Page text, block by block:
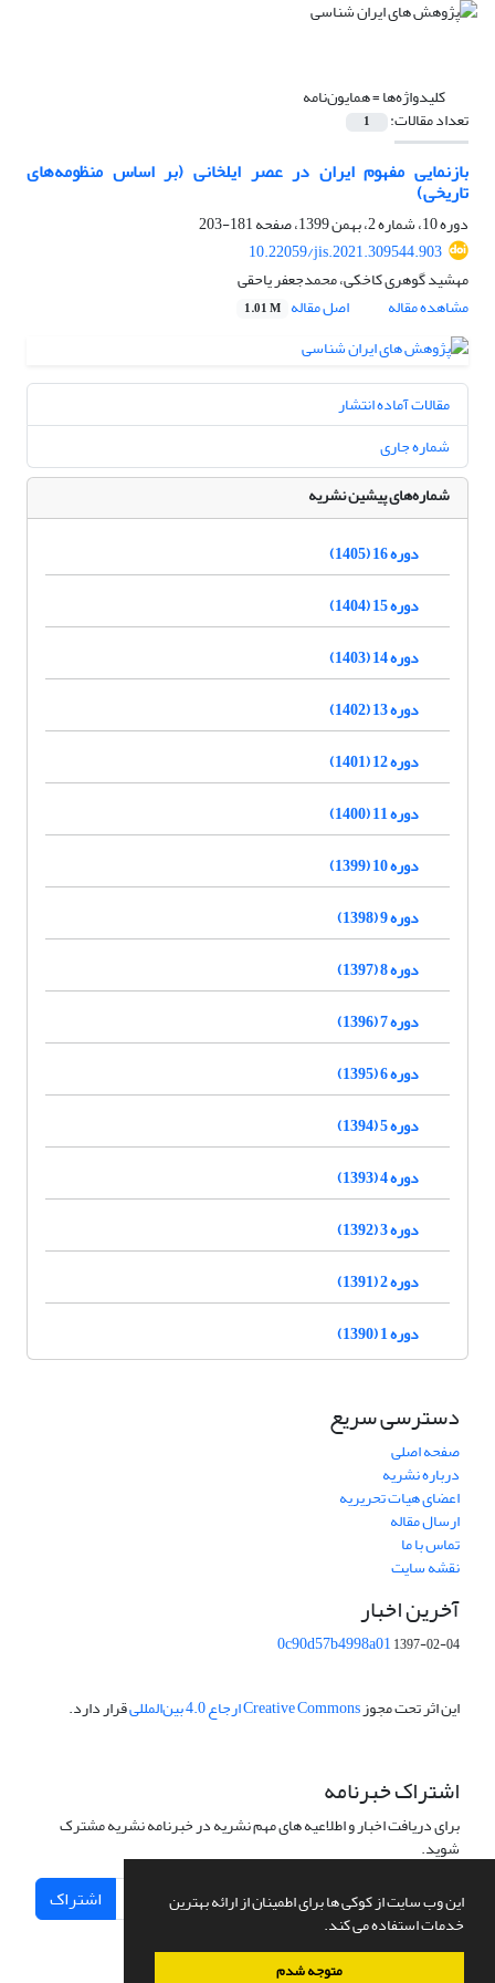
این وب سایت از کوکی ها برای اطمینان از ارائه بهترین
خدمات استفاده می کند.
متوجه شدم
کلیدواژه‌ها =همایون‌نامه
تعداد مقالات: 1
بازنمایی مفهوم ایران‌ در عصر ایلخانی (بر اساس منظومه‌های
تاریخی)
دوره 10، شماره 2، بهمن 1399، صفحه
181-203
10.22059/jis.2021.309544.903
مهشید گوهری کاخکی، محمدجعفر یاحقی
مشاهده مقاله
اصل مقاله 1.01 M
مقالات آماده انتشار
شماره جاری
شماره‌های پیشین نشریه
دوره 16 (1405)
دوره 15 (1404)
دوره 14 (1403)
دوره 13 (1402)
دوره 12 (1401)
دوره 11 (1400)
دوره 10 (1399)
دوره 9 (1398)
دوره 8 (1397)
دوره 7 (1396)
دوره 6 (1395)
دوره 5 (1394)
دوره 4 (1393)
دوره 3 (1392)
دوره 2 (1391)
دوره 1 (1390)
دسترسی سریع
صفحه اصلی
درباره نشریه
اعضای هیات تحریریه
ارسال مقاله
تماس با ما
نقشه سایت
آخرین اخبار
0c90d57b4998a011397-02-04
این اثر تحت مجوزCreative Commons ارجاع 4.0 بین‌المللی قرار دارد.
اشتراک خبرنامه
برای دریافت اخبار و اطلاعیه های مهم نشریه در خبرنامه نشریه مشترک
شوید.
اشتراک